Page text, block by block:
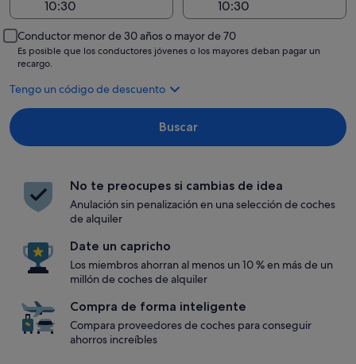
Conductor menor de 30 años o mayor de 70
Es posible que los conductores jóvenes o los mayores deban pagar un
recargo.
Tengo un código de descuento
Buscar
No te preocupes si cambias de idea
Anulación sin penalización en una selección de coches
de alquiler
Date un capricho
Los miembros ahorran al menos un 10 % en más de un
millón de coches de alquiler
Compra de forma inteligente
Compara proveedores de coches para conseguir
ahorros increíbles